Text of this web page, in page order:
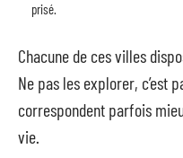
prisé.
Chacune de ces villes
Ne pas les explorer, c’est
correspondent parfois
vie.